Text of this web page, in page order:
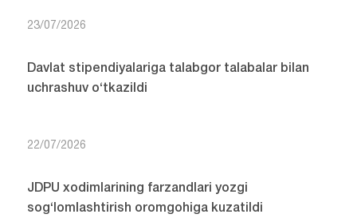
23/07/2026
Davlat stipendiyalariga talabgor talabalar bilan
uchrashuv o‘tkazildi
22/07/2026
JDPU xodimlarining farzandlari yozgi
sog‘lomlashtirish oromgohiga kuzatildi